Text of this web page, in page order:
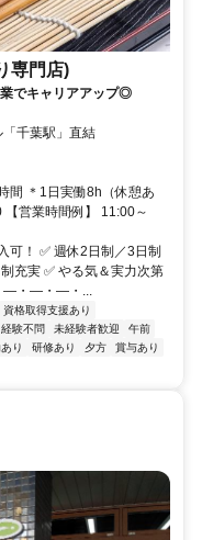
専門店)
でキャリアアップ◎
千葉駅」直結
間 ＊1日実働8h（休憩あ
営業時間例】 11:00～
可！ ✅ 週休2日制／3日制
充実 ✅ やる気＆実力次第
―・―・―・...
資格取得支援あり
経験不問 未経験者歓迎
午前
り 研修あり 夕方
賞与あり